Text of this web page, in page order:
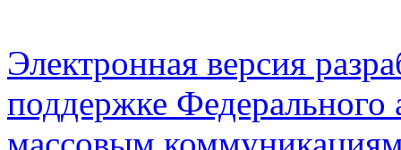
Электронная версия
поддержке Федерального